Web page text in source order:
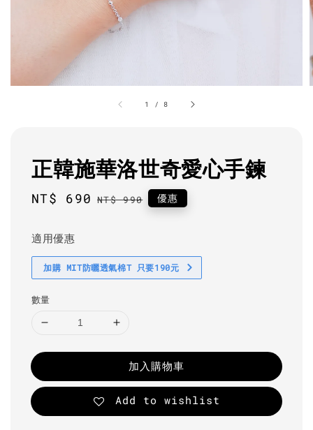
1 / 8
正韓施華洛世奇愛心手鍊
Sale
NT$ 690 Regular
NT$ 990 優惠
適用優惠
加購 MIT防曬透氣棉T 只要190元
數量
加入購物車
Add to wishlist